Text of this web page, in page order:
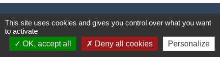
Contacts
Mairie de Cormeray
1, RUE DE LA BUISSONNIERE
This site uses cookies and gives you control over what you want
to activate
OK, accept all
Deny all cookies Personalize